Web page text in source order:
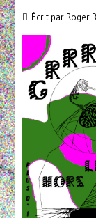
Écrit par Roger